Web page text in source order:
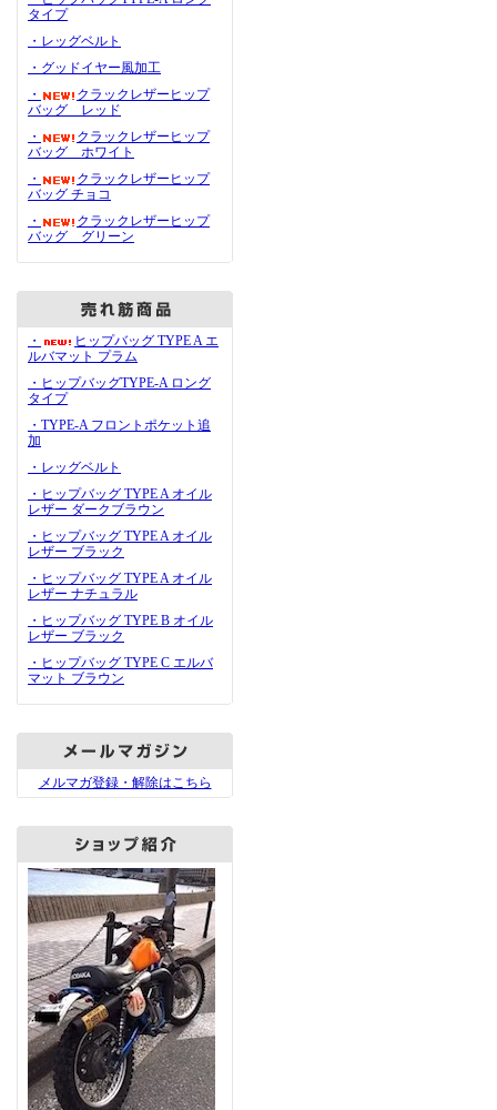
タイプ
・レッグベルト
・グッドイヤー風加工
・
クラックレザーヒップ
バッグ レッド
・
クラックレザーヒップ
バッグ ホワイト
・
クラックレザーヒップ
バッグ チョコ
・
クラックレザーヒップ
バッグ グリーン
・
ヒップバッグ TYPE A エ
ルバマット プラム
・ヒップバッグTYPE-A ロング
タイプ
・TYPE-A フロントポケット追
加
・レッグベルト
・ヒップバッグ TYPE A オイル
レザー ダークブラウン
・ヒップバッグ TYPE A オイル
レザー ブラック
・ヒップバッグ TYPE A オイル
レザー ナチュラル
・ヒップバッグ TYPE B オイル
レザー ブラック
・ヒップバッグ TYPE C エルバ
マット ブラウン
メルマガ登録・解除はこちら